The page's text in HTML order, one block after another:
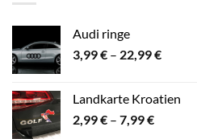
Audi ringe
3,99€ – 22,99€
22,99 €
Landkarte Kroatien
2,99€ – 7,99€